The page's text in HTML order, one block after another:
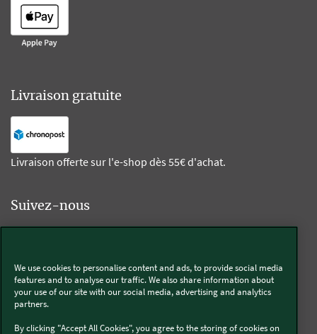
Livraison gratuite
Livraison offerte sur l'e-shop dès 55€ d'achat.
Suivez-nous
Thermomix®
We use cookies to personalise content and ads, to provide social media
features and to analyse our traffic. We also share information about
your use of our site with our social media, advertising and analytics
partners.
By clicking "Accept All Cookies", you agree to the storing of cookies on